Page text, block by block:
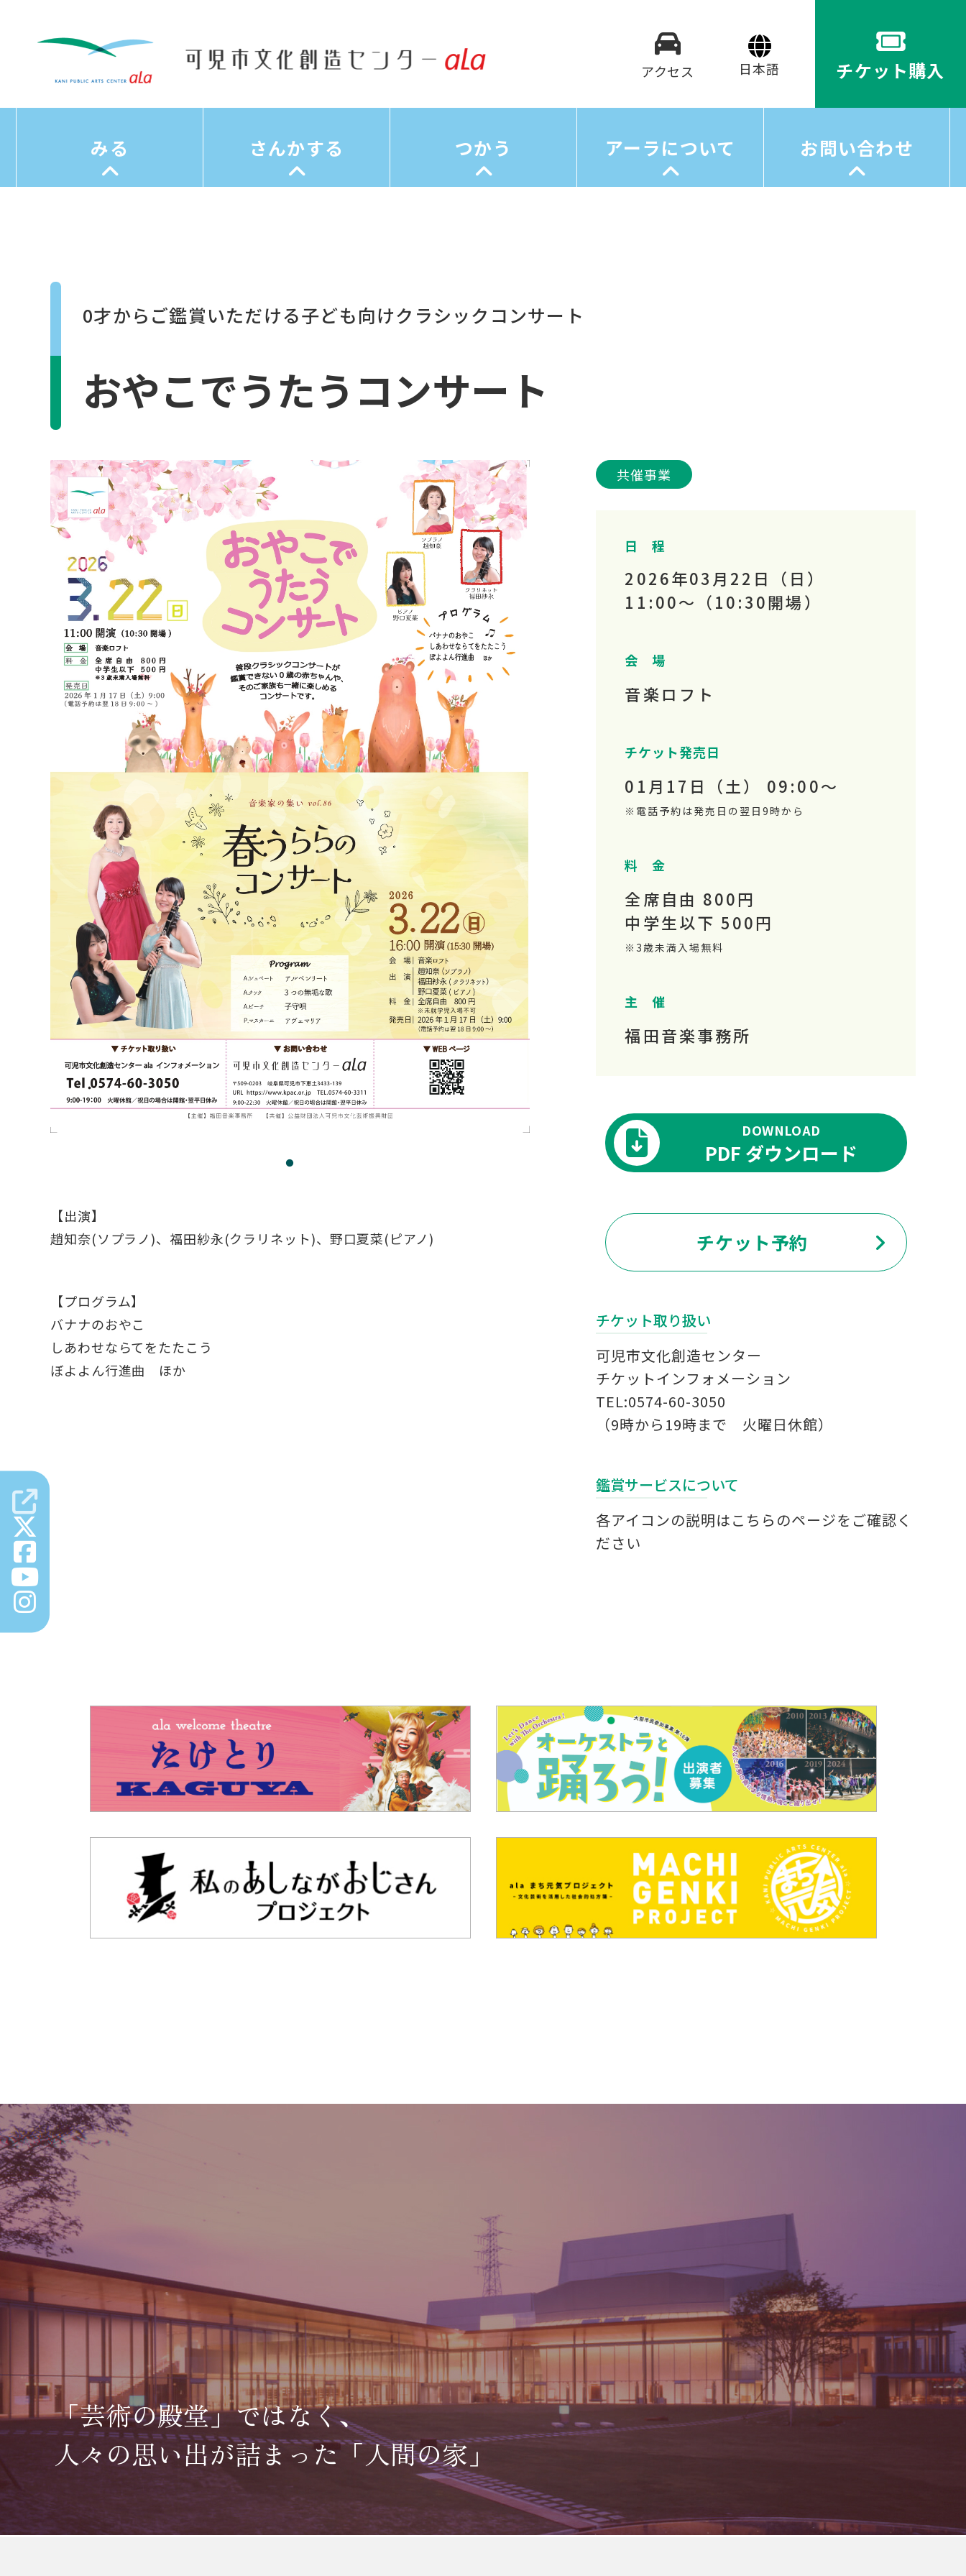
アクセス チケット購入
みる さんかする つかう アーラについて お問い合わせ
0才からご鑑賞いただける子ども向けクラシックコンサート
おやこでうたうコンサート
【出演】
趙知奈(ソプラノ)、福田紗永(クラリネット)、野口夏菜(ピアノ)
【プログラム】
バナナのおやこ
しあわせならてをたたこう
ぼよよん行進曲 ほか
共催事業
日 程
2026年03月22日（日）
11:00～ （10:30開場）
会 場
音楽ロフト
チケット発売日
01月17日（土） 09:00～
※電話予約は発売日の翌日9時から
料 金
全席自由 800円
中学生以下 500円
※3歳未満入場無料
主 催
福田音楽事務所
DOWNLOAD
PDF ダウンロード
チケット予約
チケット取り扱い
可児市文化創造センター
チケットインフォメーション
TEL:0574-60-3050
（9時から19時まで 火曜日休館）
鑑賞サービスについて
各アイコンの説明はこちらのページをご確認く
ださい
「芸術の殿堂」ではなく、
人々の思い出が詰まった「人間の家」